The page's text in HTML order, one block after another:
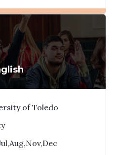
Ghi danh
Tham vấn Interlink
of Toledo